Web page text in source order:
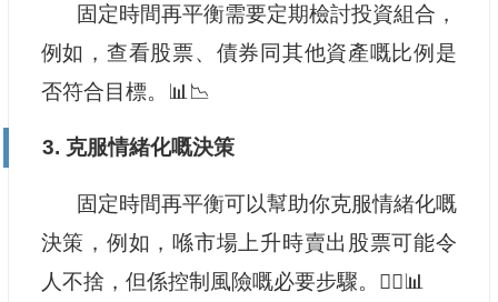
固定時間再平衡需要定期檢討投資組合，
例如，查看股票、債券同其他資產嘅比例是
否符合目標。📊📉
3. 克服情緒化嘅決策
固定時間再平衡可以幫助你克服情緒化嘅
決策，例如，喺市場上升時賣出股票可能令
人不捨，但係控制風險嘅必要步驟。🧘‍♂️📊